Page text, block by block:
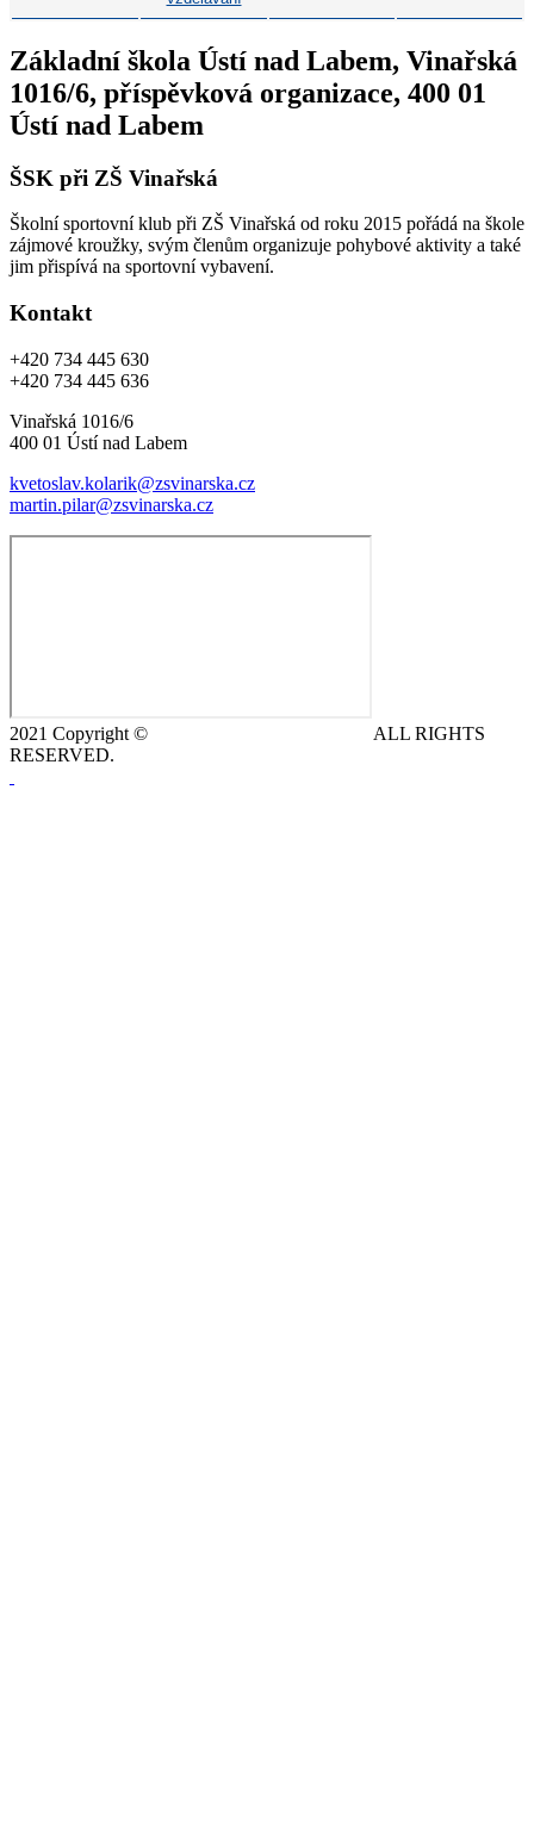
Základní škola Ústí nad Labem, Vinařská
1016/6, příspěvková organizace, 400 01
Ústí nad Labem
ŠSK při ZŠ Vinařská
Školní sportovní klub při ZŠ Vinařská od roku 2015 pořádá na škole
zájmové kroužky, svým členům organizuje pohybové aktivity a také
jim přispívá na sportovní vybavení.
Kontakt
+420 734 445 630
+420 734 445 636
Vinařská 1016/6
400 01 Ústí nad Labem
kvetoslav.kolarik@zsvinarska.cz
martin.pilar@zsvinarska.cz
2021 Copyright ©
ALL RIGHTS
RESERVED.